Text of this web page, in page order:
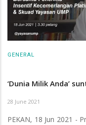
GENERAL
‘Dunia Milik Anda’
28 June 2021
PEKAN, 18 Jun 2021 -